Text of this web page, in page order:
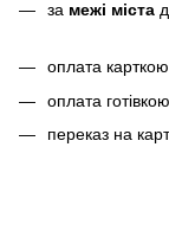
за межі міста
оплата
оплата
переказ на